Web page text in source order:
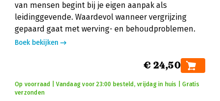
van mensen begint bij je eigen aanpak als
leidinggevende. Waardevol wanneer vergrijzing
gepaard gaat met werving- en behoudproblemen.
Boek bekijken
€ 24,50
Op voorraad | Vandaag voor 23:00 besteld, vrijdag in huis | Gratis
verzonden